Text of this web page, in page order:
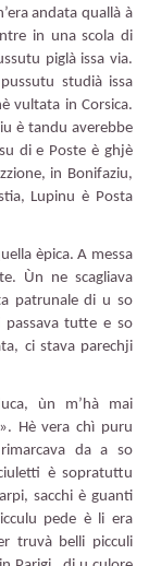
andata quallà à
in una scola di
piglà issa via.
studià issa
vultata in Corsica.
è tandu averebbe
di e Poste è ghjè
in Bonifaziu,
Lupinu è Posta
èpica. A messa
Ùn ne scagliava
patrunale di u so
passava tutte e so
ci stava parechji
ùn m’hà mai
Hè vera chì puru
da a so
è sopratuttu
sacchi è guanti
pede è li era
truvà belli picculi